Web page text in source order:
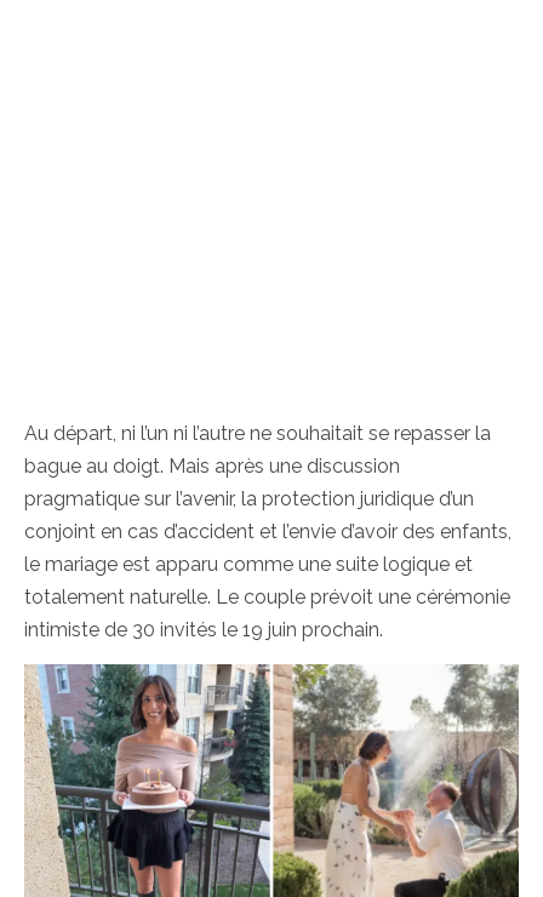
Au départ, ni l’un ni l’autre ne souhaitait se repasser la
bague au doigt. Mais après une discussion
pragmatique sur l’avenir, la protection juridique d’un
conjoint en cas d’accident et l’envie d’avoir des enfants,
le mariage est apparu comme une suite logique et
totalement naturelle. Le couple prévoit une cérémonie
intimiste de 30 invités le 19 juin prochain.